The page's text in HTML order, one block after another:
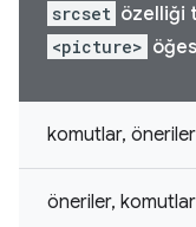
srcset özelliği
<picture>
komutlar, öneriler
öneriler, komutlar